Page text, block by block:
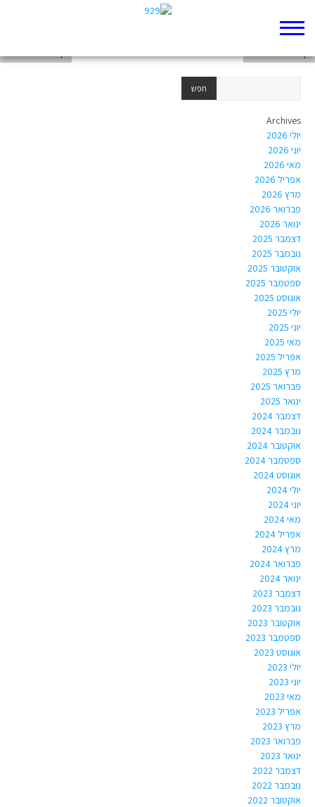
Archives
יולי 2026
יוני 2026
מאי 2026
אפריל 2026
מרץ 2026
פברואר 2026
ינואר 2026
דצמבר 2025
נובמבר 2025
אוקטובר 2025
ספטמבר 2025
אוגוסט 2025
יולי 2025
יוני 2025
מאי 2025
אפריל 2025
מרץ 2025
פברואר 2025
ינואר 2025
דצמבר 2024
נובמבר 2024
אוקטובר 2024
ספטמבר 2024
אוגוסט 2024
יולי 2024
יוני 2024
מאי 2024
אפריל 2024
מרץ 2024
פברואר 2024
ינואר 2024
דצמבר 2023
נובמבר 2023
אוקטובר 2023
ספטמבר 2023
אוגוסט 2023
יולי 2023
יוני 2023
מאי 2023
אפריל 2023
מרץ 2023
פברואר 2023
ינואר 2023
דצמבר 2022
נובמבר 2022
אוקטובר 2022